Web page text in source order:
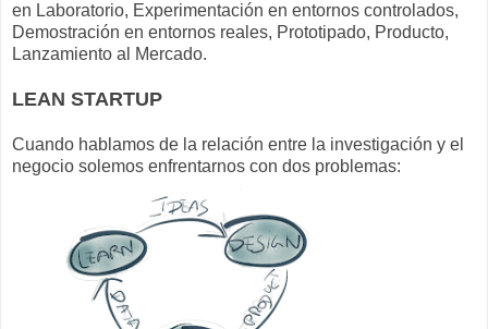
en Laboratorio, Experimentación en entornos controlados,
Demostración en entornos reales, Prototipado, Producto,
Lanzamiento al Mercado.
LEAN STARTUP
Cuando hablamos de la relación entre la investigación y el
negocio solemos enfrentarnos con dos problemas: